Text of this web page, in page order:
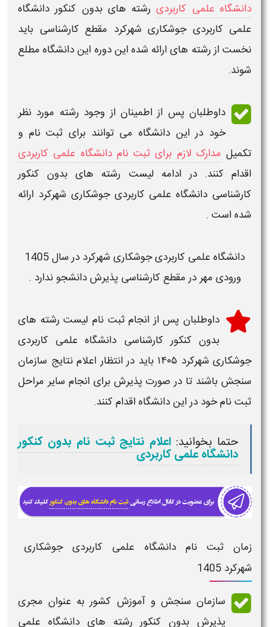
دانشگاه علمی کاربردی رشته های بدون کنکور دانشگاه
علمی کاربردی جوشکاری شهرکرد مقطع کارشناسی باید
نخست از رشته های ارائه شده این دوره این دانشگاه مطلع
شوند.
داوطلبان پس از اطمینان از وجود رشته مورد نظر
خود در این دانشگاه می توانند برای ثبت نام و
تکمیل مدارک لازم برای ثبت نام دانشگاه علمی کاربردی
اقدام کنند. در ادامهلیست رشته های بدون کنکور
کارشناسی دانشگاه علمی کاربردی جوشکاری شهرکرد ارائه
شده است .
دانشگاه علمی کاربردیجوشکاری شهرکرد
در سال 1405
ورودی مهر در مقطع کارشناسی پذیرش دانشجو ندارد .
داوطلبان پس از انجامثبت نام لیست رشته های
بدون کنکور کارشناسی دانشگاه علمی کاربردی
جوشکاری شهرکرد ۱۴۰۵
باید در انتظار اعلام نتایج سازمان
سنجش باشند تا در صورت پذیرش برای انجام سایر مراحل
ثبت نامخود در ایندانشگاهاقدام کنند.
حتما بخوانید: اعلام نتایج ثبت نام بدون کنکور
دانشگاه علمی کاربردی
زمان ثبت نام دانشگاه علمی کاربردی جوشکاری
شهرکرد 1405
سازمان سنجش و آموزش کشور به عنوان مجری
پذیرش بدون کنکور رشته های دانشگاه علمی